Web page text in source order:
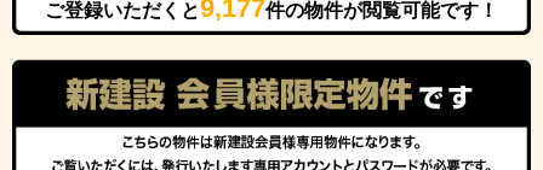
ご登録いただくと9,177件の物件が閲覧可能です！